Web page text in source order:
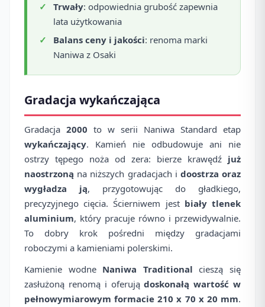
Trwały: odpowiednia grubość zapewnia
lata użytkowania
Balans ceny i jakości: renoma marki
Naniwa z Osaki
Gradacja wykańczająca
Gradacja 2000 to w serii Naniwa Standard etap
wykańczający. Kamień nie odbudowuje ani nie
ostrzy tępego noża od zera: bierze krawędź już
naostrzoną na niższych gradacjach i doostrza oraz
wygładza ją, przygotowując do gładkiego,
precyzyjnego cięcia. Ścierniwem jest biały tlenek
aluminium, który pracuje równo i przewidywalnie.
To dobry krok pośredni między gradacjami
roboczymi a kamieniami polerskimi.
Kamienie wodne Naniwa Traditional cieszą się
zasłużoną renomą i oferujądoskonałą wartość w
pełnowymiarowym formacie 210 x 70 x 20 mm.